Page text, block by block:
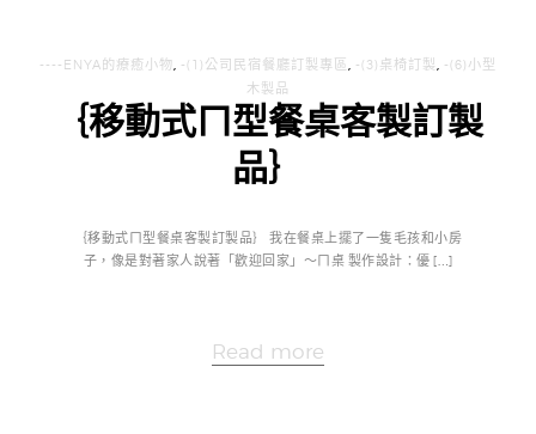
----ENYA的療癒小物, -(1)公司民宿餐廳訂製專區 , -(3)桌椅訂製, -(6)小型
木製品
｛移動式ㄇ型餐桌客製訂製
品｝
｛移動式ㄇ型餐桌客製訂製品｝ 我在餐桌上擺了一隻毛孩和小房
子，像是對著家人說著「歡迎回家」～ㄇ桌 製作設計：優 […]
Read more